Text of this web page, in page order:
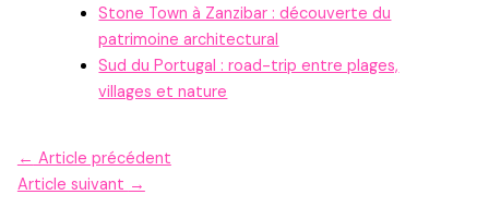
Stone Town à Zanzibar : découverte du
patrimoine architectural
Sud du Portugal : road-trip entre plages,
villages et nature
← Article précédent
Article suivant →